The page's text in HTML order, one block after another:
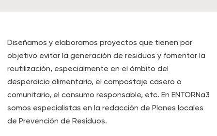
Diseñamos y elaboramos proyectos que tienen por
objetivo evitar la generación de residuos y fomentar la
reutilización, especialmente en el ámbito del
desperdicio alimentario, el compostaje casero o
comunitario, el consumo responsable, etc. En ENTORNa3
somos especialistas en la redacción de Planes locales
de Prevención de Residuos.